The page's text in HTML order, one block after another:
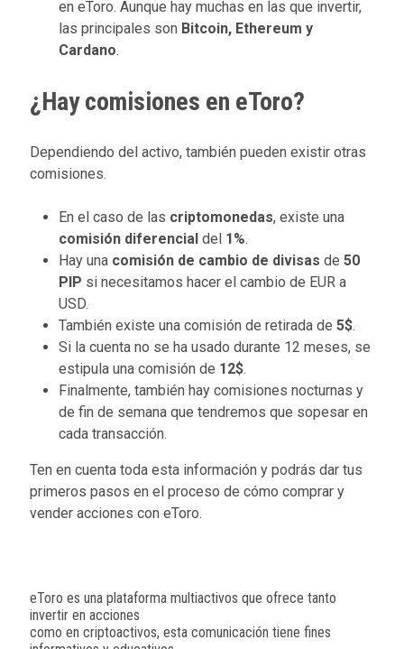
en eToro. Aunque hay muchas en las que invertir,
las principales son Bitcoin, Ethereum y
Cardano.
¿Hay comisiones en eToro?
Dependiendo del activo, también pueden existir otras
comisiones.
En el caso de las criptomonedas, existe una
comisión diferencial del 1%.
Hay una comisión de cambio de divisas de50
PIP si necesitamos hacer el cambio de EUR a
USD.
También existe una comisión de retirada de5$.
Si la cuenta no se ha usado durante 12 meses, se
estipula una comisión de 12$.
Finalmente, también hay comisiones nocturnas y
de fin de semana que tendremos que sopesar en
cada transacción.
Ten en cuenta toda esta información y podrás dar tus
primeros pasos en el proceso de cómo comprar y
vender acciones con eToro.
eToro es una plataforma multiactivos que ofrece tanto
invertir en acciones
como en criptoactivos, esta comunicación tiene fines